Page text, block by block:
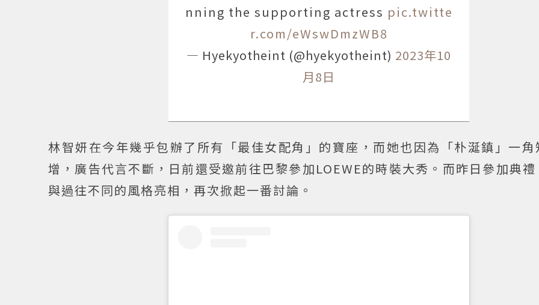
nning the supporting actress pic.twitte
r.com/eWswDmzWB8
— Hyekyotheint (@hyekyotheint) 2023年10
月8日
林智妍在今年幾乎包辦了所有「最佳女配角」的寶座，而她也因為「朴涎鎮」一
增，廣告代言不斷，日前還受邀前往巴黎參加LOEWE的時裝大秀。而昨日參加典
與過往不同的風格亮相，再次掀起一番討論。